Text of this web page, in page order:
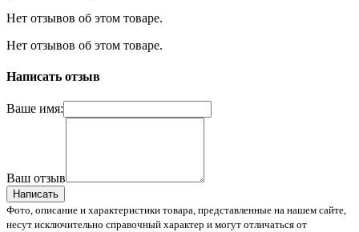
Нет отзывов об этом товаре.
Нет отзывов об этом товаре.
Написать отзыв
Ваше имя:
Ваш отзыв
Написать
Фото, описание и характеристики товара, представленные на нашем сайте,
несут исключительно справочный характер и могут отличаться от